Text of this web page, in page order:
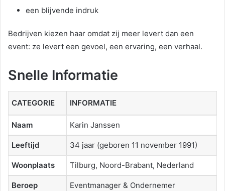
een blijvende indruk
Bedrijven kiezen haar omdat zij meer levert dan een
event: ze levert een gevoel, een ervaring, een verhaal.
Snelle Informatie
CATEGORIE INFORMATIE
Naam Karin Janssen
Leeftijd 34 jaar (geboren 11 november 1991)
Woonplaats Tilburg, Noord-Brabant, Nederland
Beroep Eventmanager & Ondernemer